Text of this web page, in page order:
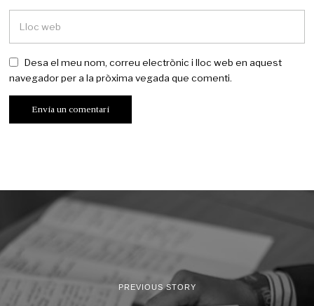
Desa el meu nom, correu electrònic i lloc web en aquest
navegador per a la pròxima vegada que comenti.
PREVIOUS STORY